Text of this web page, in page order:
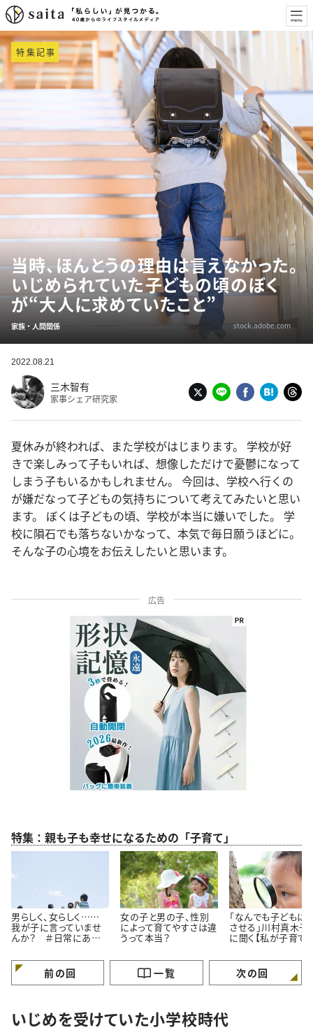
特集記事
当時、ほんとうの理由は言えなかった。
いじめられていた子どもの頃のぼく
が“大人に求めていたこと”
家族・人間関係 stock.adobe.com
2022.08.21
三木智有
家事シェア研究家
夏休みが終われば、また学校がはじまります。 学校が好
きで楽しみって子もいれば、想像しただけで憂鬱になって
しまう子もいるかもしれません。 今回は、学校へ行くの
が嫌だなって子どもの気持ちについて考えてみたいと思い
ます。 ぼくは子どもの頃、学校が本当に嫌いでした。 学
校に隕石でも落ちないかなって、本気で毎日願うほどに。
そんな子の心境をお伝えしたいと思います。
広告
特集：親も子も幸せになるための「子育て」
男らしく、女らしく……
我が子に言っていませ
んか？ ＃日常にある
女の子と男の子、性別
によって育てやすさは違
うって本当？
「なんでも子どもに
させる」川村真木子
に聞く【私が子育て
と】
前の回 一覧 次の回
いじめを受けていた小学校時代